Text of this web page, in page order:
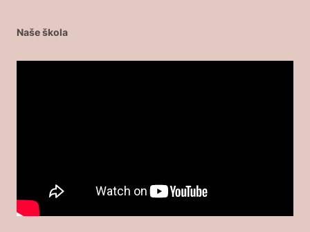
Naše škola